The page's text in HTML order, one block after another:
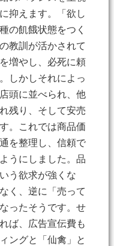
抑えます。「欲し
の飢餓状態をつく
教訓が活かされて
増やし、必死に頼
しかしそれによっ
頭に並べられ、他
残り、そして安売
。これでは商品価
を整理し、信頼で
うにしました。品
う欲求が強くな
く、逆に「売って
ったそうです。せ
ば、広告宣伝費も
ングと「仙禽」と